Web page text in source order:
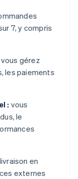
7, y compris
vous gérez
les paiements
: vous
le
en
externes